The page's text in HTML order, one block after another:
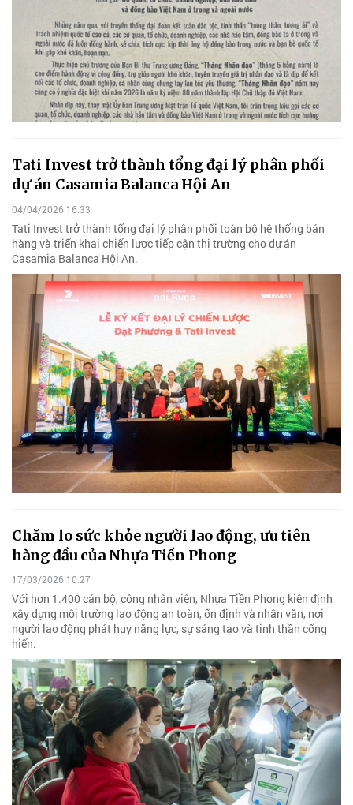
Tati Invest trở thành tổng đại lý phân phối
dự án Casamia Balanca Hội An
04/04/2026 16:33
Tati Invest trở thành tổng đại lý phân phối toàn bộ hệ thống bán
hàng và triển khai chiến lược tiếp cận thị trường cho dự án
Casamia Balanca Hội An.
Chăm lo sức khỏe người lao động, ưu tiên
hàng đầu của Nhựa Tiền Phong
17/03/2026 10:27
Với hơn 1.400 cán bộ, công nhân viên, Nhựa Tiền Phong kiên định
xây dựng môi trường lao động an toàn, ổn định và nhân văn, nơi
người lao động phát huy năng lực, sự sáng tạo và tinh thần cống
hiến.